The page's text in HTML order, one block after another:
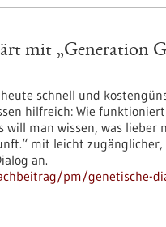
mit „Generation
schnell und
hilfreich: Wie
man wissen, was lieber
mit leicht
an.
pm/genetische-